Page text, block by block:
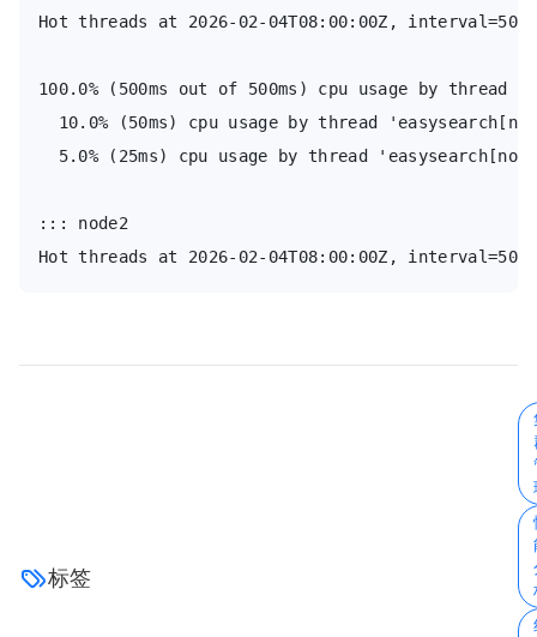
Hot threads at 2026-02-04T08:00:00Z,
100.0% (500ms out of 500ms) cpu usage by thread
10.0% (50ms) cpu usage by thread
5.0% (25ms) cpu usage by thread
::: node2
标签